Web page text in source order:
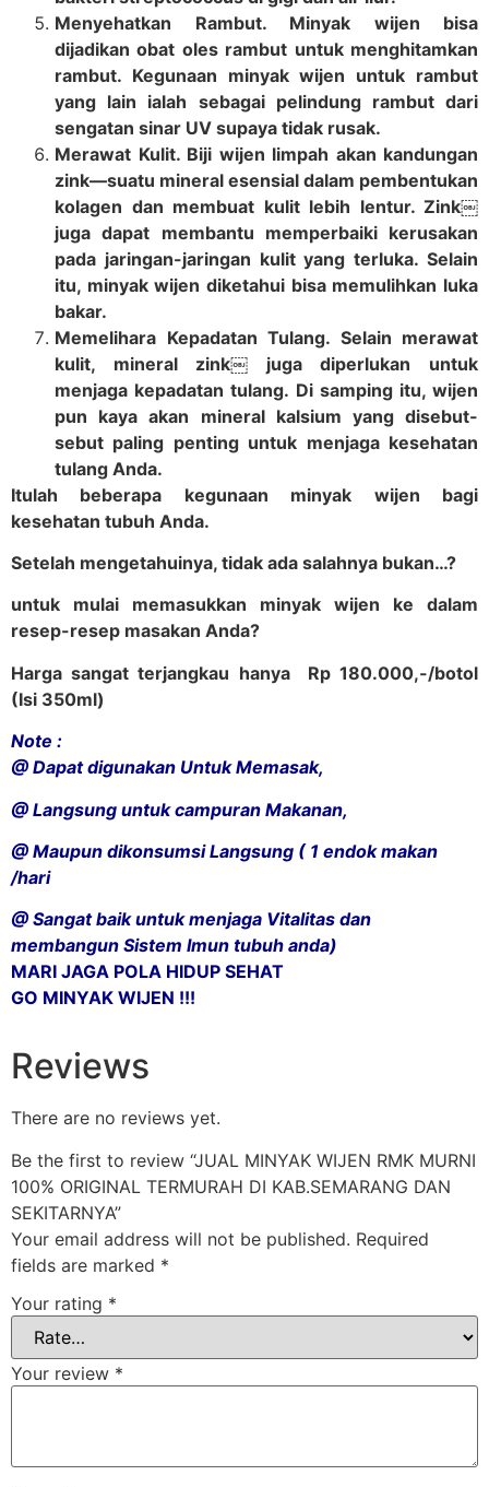
Menyehatkan Rambut. Minyak wijen bisa
dijadikan obat oles rambut untuk menghitamkan
rambut. Kegunaan minyak wijen untuk rambut
yang lain ialah sebagai pelindung rambut dari
sengatan sinar UV supaya tidak rusak.
Merawat Kulit. Biji wijen limpah akan kandungan
zink—suatu mineral esensial dalam pembentukan
kolagen dan membuat kulit lebih lentur. Zink￼
juga dapat membantu memperbaiki kerusakan
pada jaringan-jaringan kulit yang terluka. Selain
itu, minyak wijen diketahui bisa memulihkan luka
bakar.
Memelihara Kepadatan Tulang. Selain merawat
kulit, mineral zink￼ juga diperlukan untuk
menjaga kepadatan tulang. Di samping itu, wijen
pun kaya akan mineral kalsium yang disebut-
sebut paling penting untuk menjaga kesehatan
tulang Anda.
Itulah beberapa kegunaan minyak wijen bagi
kesehatan tubuh Anda.
Setelah mengetahuinya, tidak ada salahnya bukan…?
untuk mulai memasukkan minyak wijen ke dalam
resep-resep masakan Anda?
Harga sangat terjangkau hanya Rp 180.000,-/botol
(Isi 350ml)
Note :
@ Dapat digunakan Untuk Memasak,
@ Langsung untuk campuran Makanan,
@ Maupun dikonsumsi Langsung ( 1 endok makan
/hari
@ Sangat baik untuk menjaga Vitalitas dan
membangun Sistem Imun tubuh anda)
MARI JAGA POLA HIDUP SEHAT
GO MINYAK WIJEN !!!
Reviews
There are no reviews yet.
Be the first to review “JUAL MINYAK WIJEN RMK MURNI
100% ORIGINAL TERMURAH DI KAB.SEMARANG DAN
SEKITARNYA”
Your email address will not be published. Required
fields are marked *
Your rating *
Your review *